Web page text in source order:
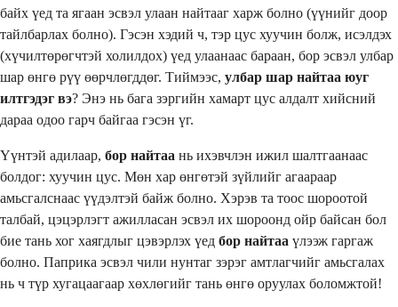
байх үед та ягаан эсвэл улаан найтааг харж болно (үүнийг доор
тайлбарлах болно). Гэсэн хэдий ч, тэр цус хуучин болж, исэлдэх
(хүчилтөрөгчтэй холилдох) үед улаанаас бараан, бор эсвэл улбар
шар өнгө рүү өөрчлөгддөг. Тиймээс, улбар шар найтаа юуг
илтгэдэг вэ? Энэ нь бага зэргийн хамарт цус алдалт хийсний
дараа одоо гарч байгаа гэсэн үг.
Үүнтэй адилаар, бор найтаа нь ихэвчлэн ижил шалтгаанаас
болдог: хуучин цус. Мөн хар өнгөтэй зүйлийг агаараар
амьсгалснаас үүдэлтэй байж болно. Хэрэв та тоос шороотой
талбай, цэцэрлэгт ажилласан эсвэл их шороонд ойр байсан бол
бие тань хог хаягдлыг цэвэрлэх үед бор найтаа үлээж гаргаж
болно. Паприка эсвэл чили нунтаг зэрэг амтлагчийг амьсгалах
нь ч түр хугацаагаар хөхлөгийг тань өнгө оруулах боломжтой!